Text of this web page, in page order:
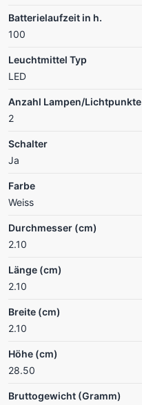
Batterielaufzeit in h.
100
Leuchtmittel Typ
LED
Anzahl Lampen/Lichtpunkte
2
Schalter
Ja
Farbe
Weiss
Durchmesser (cm)
2.10
Länge (cm)
2.10
Breite (cm)
2.10
Höhe (cm)
28.50
Bruttogewicht (Gramm)